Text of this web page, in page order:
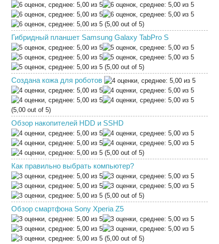
(5,00 out of 5)
Гибридный планшет Samsung Galaxy TabPro S
(5,00 out of 5)
Создана кожа для роботов
(5,00 out of 5)
Обзор накопителей HDD и SSHD
(5,00 out of 5)
Как правильно выбрать компьютер?
(5,00 out of 5)
Обзор смартфона Sony Xperia Z5
(5,00 out of 5)